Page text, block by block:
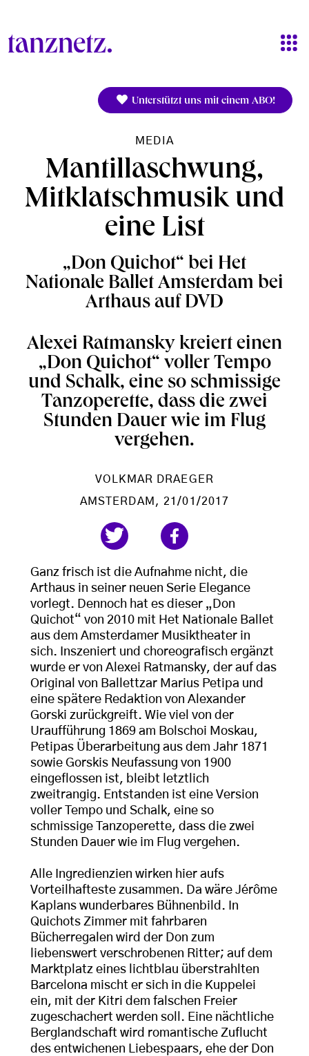
Unterstützt uns mit einem ABO!
MEDIA
Mantillaschwung,
Mitklatschmusik und
eine List
„Don Quichot“ bei Het
Nationale Ballet Amsterdam bei
Arthaus auf DVD
Alexei Ratmansky kreiert einen
„Don Quichot“ voller Tempo
und Schalk, eine so schmissige
Tanzoperette, dass die zwei
Stunden Dauer wie im Flug
vergehen.
VOLKMAR DRAEGER
AMSTERDAM , 21/01/2017
Ganz frisch ist die Aufnahme nicht, die
Arthaus in seiner neuen Serie Elegance
vorlegt. Dennoch hat es dieser „Don
Quichot“ von 2010 mit Het Nationale Ballet
aus dem Amsterdamer Musiktheater in
sich. Inszeniert und choreografisch ergänzt
wurde er von Alexei Ratmansky, der auf das
Original von Ballettzar Marius Petipa und
eine spätere Redaktion von Alexander
Gorski zurückgreift. Wie viel von der
Uraufführung 1869 am Bolschoi Moskau,
Petipas Überarbeitung aus dem Jahr 1871
sowie Gorskis Neufassung von 1900
eingeflossen ist, bleibt letztlich
zweitrangig. Entstanden ist eine Version
voller Tempo und Schalk, eine so
schmissige Tanzoperette, dass die zwei
Stunden Dauer wie im Flug vergehen.
Alle Ingredienzien wirken hier aufs
Vorteilhafteste zusammen. Da wäre Jérôme
Kaplans wunderbares Bühnenbild. In
Quichots Zimmer mit fahrbaren
Bücherregalen wird der Don zum
liebenswert verschrobenen Ritter; auf dem
Marktplatz eines lichtblau überstrahlten
Barcelona mischt er sich in die Kuppelei
ein, mit der Kitri dem falschen Freier
zugeschachert werden soll. Eine nächtliche
Berglandschaft wird romantische Zuflucht
des entwichenen Liebespaars, ehe der Don